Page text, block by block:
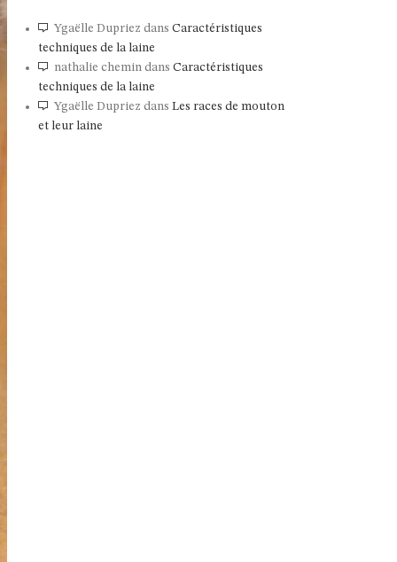
Ygaëlle Dupriez dans Caractéristiques
techniques de la laine
nathalie chemindans Caractéristiques
techniques de la laine
Ygaëlle Dupriez dans Les races de mouton
et leur laine